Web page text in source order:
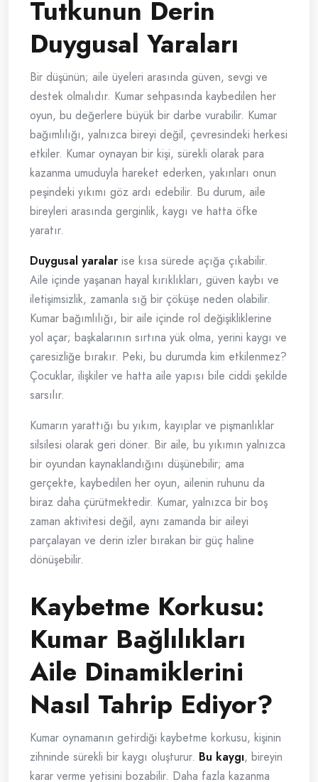
Tutkunun Derin
Duygusal Yaraları
Bir düşünün; aile üyeleri arasında güven, sevgi ve
destek olmalıdır. Kumar sehpasında kaybedilen her
oyun, bu değerlere büyük bir darbe vurabilir. Kumar
bağımlılığı, yalnızca bireyi değil, çevresindeki herkesi
etkiler. Kumar oynayan bir kişi, sürekli olarak para
kazanma umuduyla hareket ederken, yakınları onun
peşindeki yıkımı göz ardı edebilir. Bu durum, aile
bireyleri arasında gerginlik, kaygı ve hatta öfke
yaratır.
Duygusal yaralar ise kısa sürede açığa çıkabilir.
Aile içinde yaşanan hayal kırıklıkları, güven kaybı ve
iletişimsizlik, zamanla sığ bir çöküşe neden olabilir.
Kumar bağımlılığı, bir aile içinde rol değişikliklerine
yol açar; başkalarının sırtına yük olma, yerini kaygı ve
çaresizliğe bırakır. Peki, bu durumda kim etkilenmez?
Çocuklar, ilişkiler ve hatta aile yapısı bile ciddi şekilde
sarsılır.
Kumarın yarattığı bu yıkım, kayıplar ve pişmanlıklar
silsilesi olarak geri döner. Bir aile, bu yıkımın yalnızca
bir oyundan kaynaklandığını düşünebilir; ama
gerçekte, kaybedilen her oyun, ailenin ruhunu da
biraz daha çürütmektedir. Kumar, yalnızca bir boş
zaman aktivitesi değil, aynı zamanda bir aileyi
parçalayan ve derin izler bırakan bir güç haline
dönüşebilir.
Kaybetme Korkusu:
Kumar Bağlılıkları
Aile Dinamiklerini
Nasıl Tahrip Ediyor?
Kumar oynamanın getirdiği kaybetme korkusu, kişinin
zihninde sürekli bir kaygı oluşturur. Bu kaygı, bireyin
karar verme yetisini bozabilir. Daha fazla kazanma